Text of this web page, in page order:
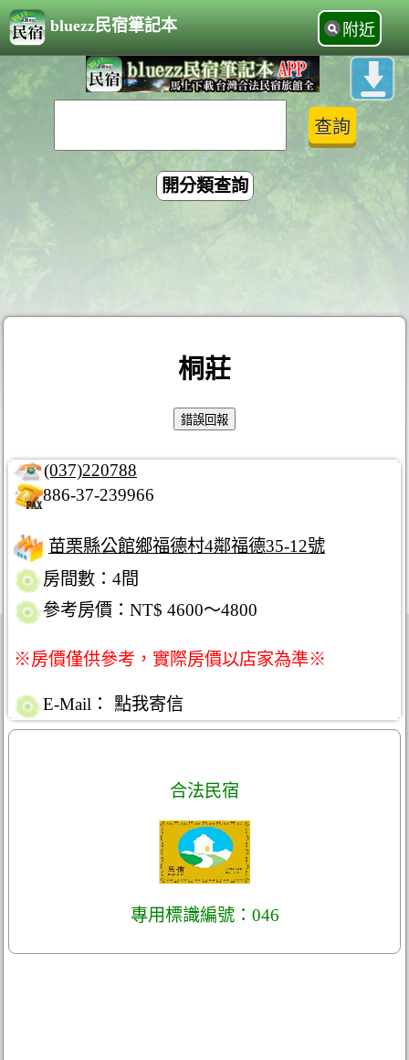
bluezz民宿筆記本 附近
開分類查詢
桐莊
(037)220788
886-37-239966
苗栗縣公館鄉福德村4鄰福德35-12號
房間數：4間
參考房價：NT$ 4600～4800
※房價僅供參考，實際房價以店家為準※
E-Mail： 點我寄信
合法民宿
專用標識編號：046